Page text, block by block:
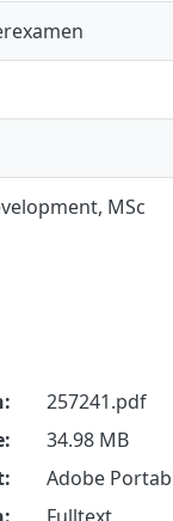
MSc
257241.pdf
34.98 MB
Adobe
Fulltext